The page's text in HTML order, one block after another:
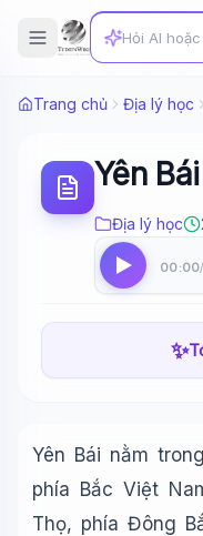
Trang chủ Địa lý học
Yên Bái
Địa lý học
00:00/
✨
Yên Bái nằm
phía Bắc Việt
Thọ, phía Đông